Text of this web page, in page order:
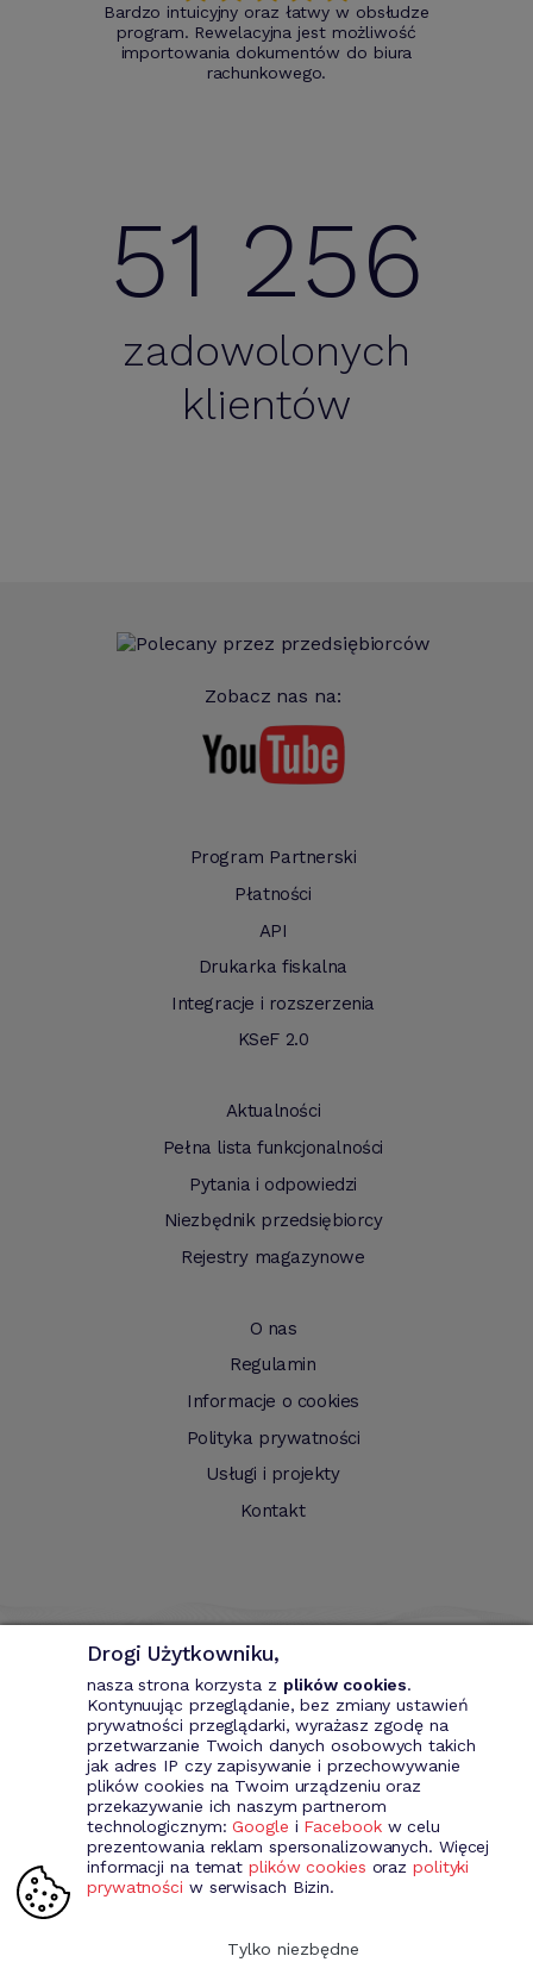
Bardzo intuicyjny oraz łatwy w obsłudze
program. Rewelacyjna jest możliwość
importowania dokumentów do biura
rachunkowego.
51 256
zadowolonych
klientów
Zobacz nas na:
Program Partnerski
Płatności
API
Drukarka fiskalna
Integracje i rozszerzenia
KSeF 2.0
Aktualności
Pełna lista funkcjonalności
Pytania i odpowiedzi
Niezbędnik przedsiębiorcy
Rejestry magazynowe
O nas
Regulamin
Informacje o cookies
Polityka prywatności
Usługi i projekty
Kontakt
Bizin - System wspomagający przedsiębiorce. Wystawianie
dokumentów przychodowych (faktury VAT, fakury marża, faktury
MP, rachunki itd.). Rejestr kontrahentów wraz z rozbudowaną
analizą, gospodarka magazynowa, środki trwale, analiza sprzedaży i
kosztów prowadzenia działalności itd.
Drogi Użytkowniku,
nasza strona korzysta z plików cookies.
Kontynuując przeglądanie, bez zmiany ustawień
prywatności przeglądarki, wyrażasz zgodę na
przetwarzanie Twoich danych osobowych takich
jak adres IP czy zapisywanie i przechowywanie
plików cookies na Twoim urządzeniu oraz
przekazywanie ich naszym partnerom
technologicznym:Google i Facebookw celu
prezentowania reklam spersonalizowanych. Więcej
informacji na tematplików cookies orazpolityki
prywatności w serwisach Bizin.
Tylko niezbędne